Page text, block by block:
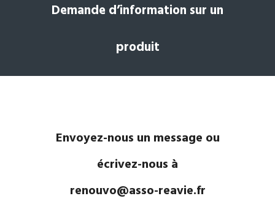
Demande d’information sur un
produit
Envoyez-nous un message ou
écrivez-nous à
renouvo@asso-reavie.fr